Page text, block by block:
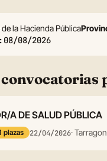
la Hacienda Pública
08/08/2026
A DE SALUD PÚBLICA
plazas 22/04/2026·